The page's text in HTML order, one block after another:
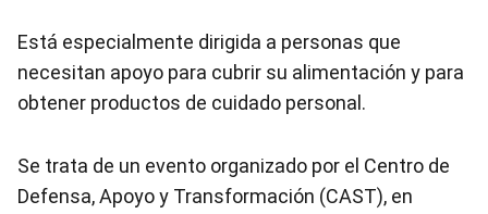
Está especialmente dirigida a personas que
necesitan apoyo para cubrir su alimentación y para
obtener productos de cuidado personal.
Se trata de un evento organizado por el Centro de
Defensa, Apoyo y Transformación (CAST), en